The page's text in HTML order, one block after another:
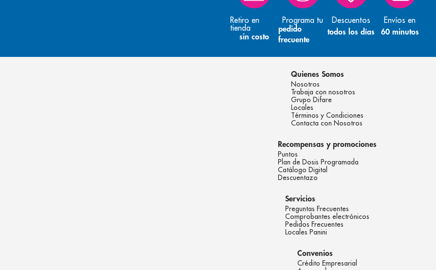
Retiro en
tienda
sin costo
Programa tu
pedido
frecuente
Descuentos
todos los días
Envíos en
60 minutos
Quienes Somos
Nosotros
Trabaja con nosotros
Grupo Difare
Locales
Términos y Condiciones
Contacta con Nosotros
Recompensas y promociones
Puntos
Plan de Dosis Programada
Catálogo Digital
Descuentazo
Servicios
Preguntas Frecuentes
Comprobantes electrónicos
Pedidos Frecuentes
Locales Panini
Convenios
Crédito Empresarial